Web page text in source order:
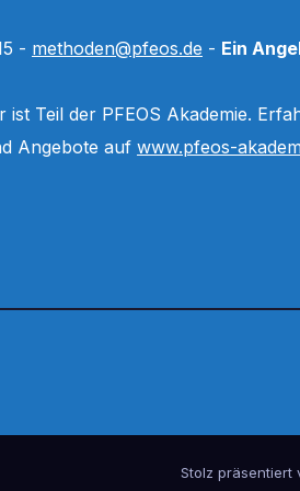
- methoden@pfeos.de - Ein
Teil der PFEOS Akademie.
Angebote auf www.pfeos-
Stolz präsentiert